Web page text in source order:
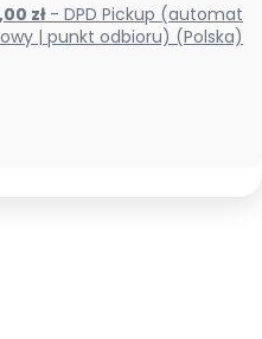
0,00 zł- DPD Pickup (automat
paczkowy | punkt odbioru) (Polska)